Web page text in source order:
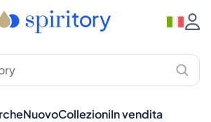
NuovoCollezioniIn vendita